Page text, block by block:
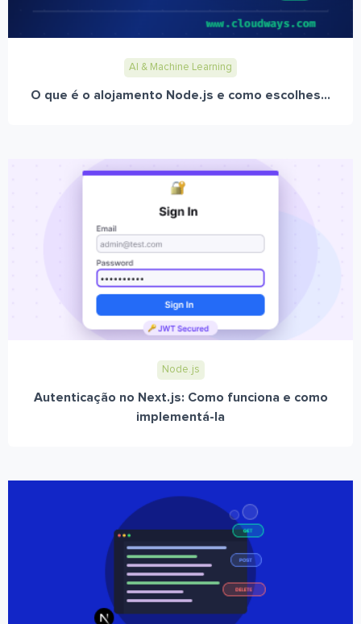
AI & Machine Learning
O que é o alojamento Node.js e como escolhes...
Node.js
Autenticação no Next.js: Como funciona e como
implementá-la